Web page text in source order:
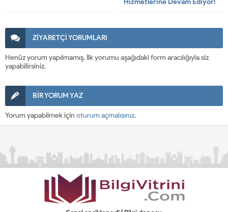
Hizmetlerine Devam Ediyor!
ZİYARETÇİ YORUMLARI
Henüz yorum yapılmamış. İlk yorumu aşağıdaki form aracılığıyla siz
yapabilirsiniz.
BİR YORUM YAZ
Yorum yapabilmek için oturum açmalısınız.